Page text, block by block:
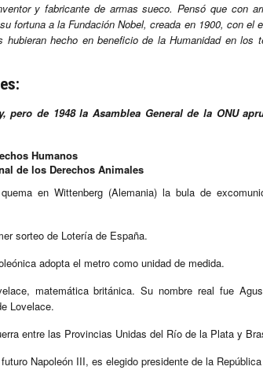
y fabricante de armas sueco. Pensó que con
fortuna a la Fundación Nobel, creada en 1900, con el
hubieran hecho en beneficio de la Humanidad en
pero de 1948 la Asamblea General de la ONU
Humanos
de los Derechos Animales
en Wittenberg (Alemania) la bula de
sorteo de Lotería de España.
adopta el metro como unidad de medida.
matemática británica. Su nombre real fue
Lovelace.
entre las Provincias Unidas del Río de la Plata y
Napoleón III, es elegido presidente de la